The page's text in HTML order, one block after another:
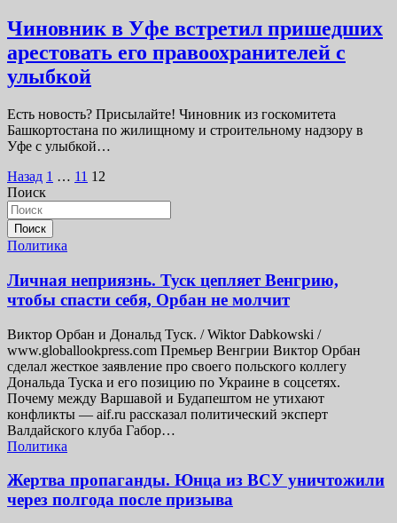
Чиновник в Уфе встретил пришедших
арестовать его правоохранителей с
улыбкой
Есть новость? Присылайте! Чиновник из госкомитета
Башкортостана по жилищному и строительному надзору в
Уфе с улыбкой…
Пагинация
записей
Назад 1 … 11 12
Поиск
Поиск
Политика
Личная неприязнь. Туск цепляет Венгрию,
чтобы спасти себя, Орбан не молчит
Виктор Орбан и Дональд Туск. / Wiktor Dabkowski /
www.globallookpress.com Премьер Венгрии Виктор Орбан
сделал жесткое заявление про своего польского коллегу
Дональда Туска и его позицию по Украине в соцсетях.
Почему между Варшавой и Будапештом не утихают
конфликты — aif.ru рассказал политический эксперт
Валдайского клуба Габор…
Политика
Жертва пропаганды. Юнца из ВСУ уничтожили
через полгода после призыва